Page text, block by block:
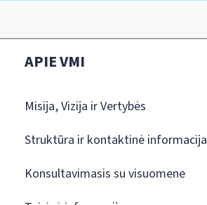
APIE VMI
Misija, Vizija ir Vertybės
Struktūra ir kontaktinė informacija
Konsultavimasis su visuomene